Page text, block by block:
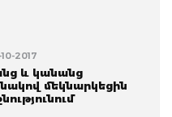
10-2017
և կանանց
մեկնարկեցին